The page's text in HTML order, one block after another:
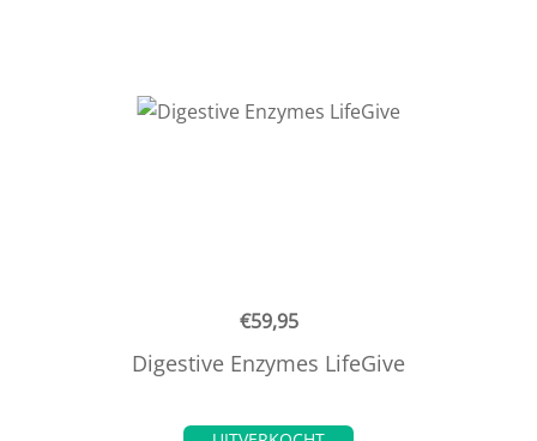
€59,95
Digestive Enzymes LifeGive